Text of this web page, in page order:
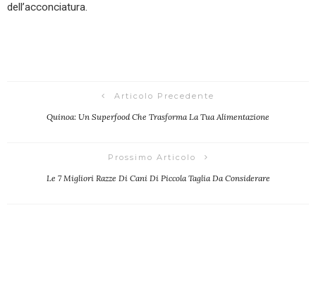
dell’acconciatura.
Articolo Precedente
Quinoa: Un Superfood Che Trasforma La Tua Alimentazione
Prossimo Articolo
Le 7 Migliori Razze Di Cani Di Piccola Taglia Da Considerare